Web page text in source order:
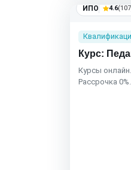
ИПО 4.6
Курс:
Курсы
Рассрочка